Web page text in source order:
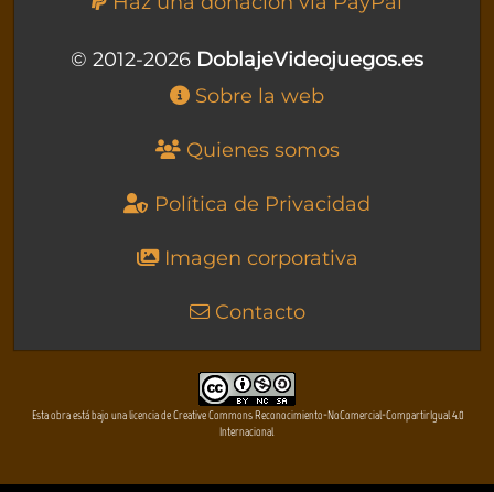
© 2012-2026 DoblajeVideojuegos.es
Sobre la web
Quienes somos
Política de Privacidad
Imagen corporativa
Contacto
Esta obra está bajo una licencia de Creative Commons Reconocimiento-NoComercial-CompartirIgual 4.0
Internacional